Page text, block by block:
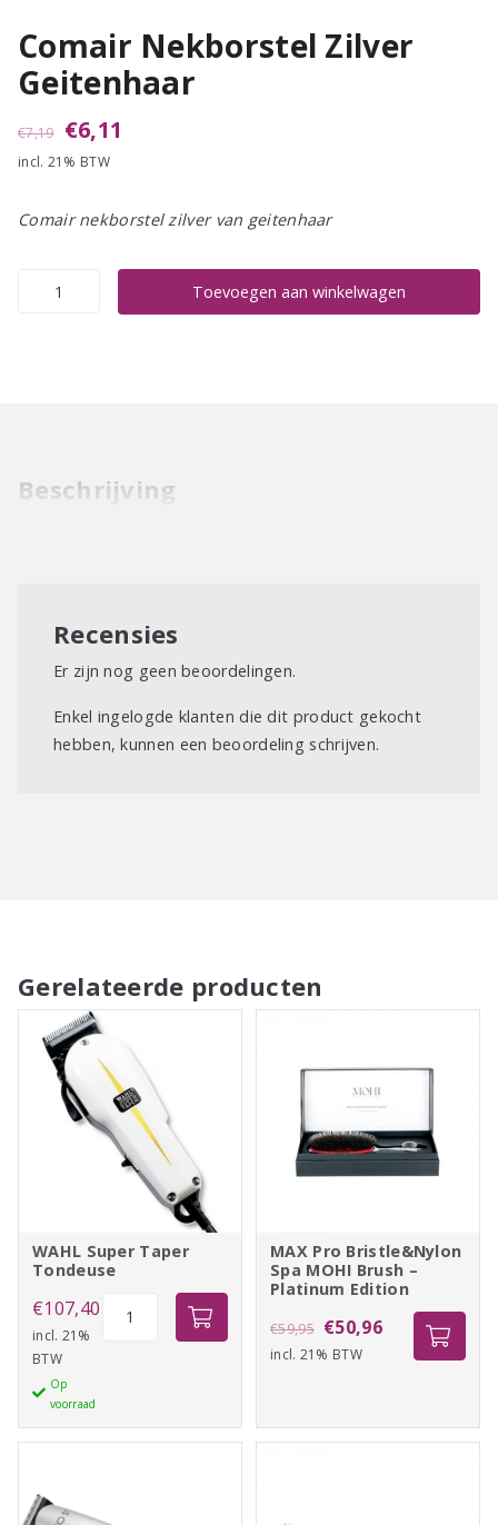
Comair Nekborstel Zilver
Geitenhaar
€7,19
Oorspronkelijke
prijs
was:
€6,11
incl. 21% BTW
Comair nekborstel zilver van geitenhaar
Comair
Toevoegen aan winkelwagen
Beschrijving
Recensies
Er zijn nog geen beoordelingen.
Enkel ingelogde klanten die dit product gekocht
hebben, kunnen een beoordeling schrijven.
Gerelateerde producten
WAHL Super Taper
Tondeuse
€107,40
incl. 21%
BTW
Op
voorraad
MAX Pro Bristle&Nylon
Spa MOHI Brush –
Platinum Edition
€59,95 Oorspronkelijke
prijs
€50,96Huidige
prijs
incl. 21% BTW